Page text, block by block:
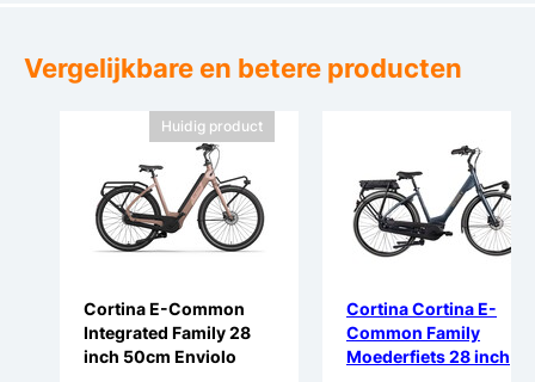
Vergelijkbare en betere producten
Huidig product
Cortina E-Common
Integrated Family 28
inch 50cm Enviolo
Cortina Cortina E-
Common Family
Moederfiets 28 inch